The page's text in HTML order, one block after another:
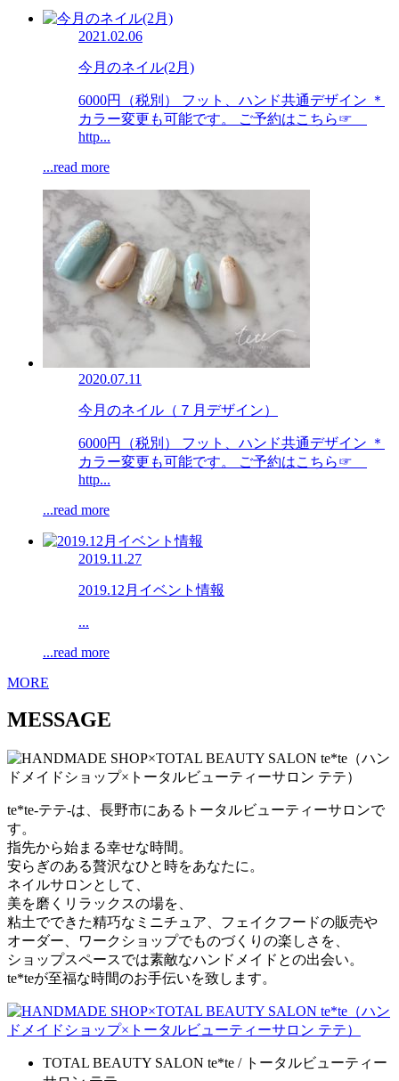
2021.02.06
今月のネイル(2月)
6000円（税別） フット、ハンド共通デザイン ＊
カラー変更も可能です。 ご予約はこちら☞
http...
...read more
2020.07.11
今月のネイル（７月デザイン）
6000円（税別） フット、ハンド共通デザイン ＊
カラー変更も可能です。 ご予約はこちら☞
http...
...read more
2019.11.27
2019.12月イベント情報
...
...read more
MORE
MESSAGE
te*te-テテ-は、長野市にあるトータルビューティーサロンで
す。
指先から始まる幸せな時間。
安らぎのある贅沢なひと時をあなたに。
ネイルサロンとして、
美を磨くリラックスの場を、
粘土でできた精巧なミニチュア、フェイクフードの販売や
オーダー、ワークショップでものづくりの楽しさを、
ショップスペースでは素敵なハンドメイドとの出会い。
te*teが至福な時間のお手伝いを致します。
TOTAL BEAUTY SALON te*te / トータルビューティー